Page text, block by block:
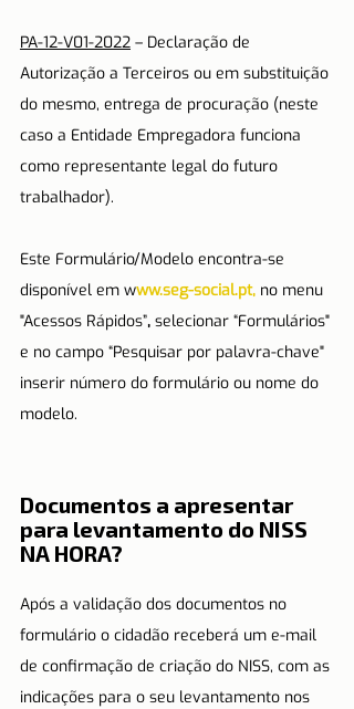
PA-12-V01-2022 – Declaração de
Autorização a Terceiros ou em substituição
do mesmo, entrega de procuração (neste
caso a Entidade Empregadora funciona
como representante legal do futuro
trabalhador).
Este Formulário/Modelo encontra-se
disponível em www.seg-social.pt, no menu
"Acessos Rápidos”, selecionar “Formulários"
e no campo “Pesquisar por palavra-chave"
inserir número do formulário ou nome do
modelo.
Documentos a apresentar
para levantamento do NISS
NA HORA?
Após a validação dos documentos no
formulário o cidadão receberá um e-mail
de confirmação de criação do NISS, com as
indicações para o seu levantamento nos